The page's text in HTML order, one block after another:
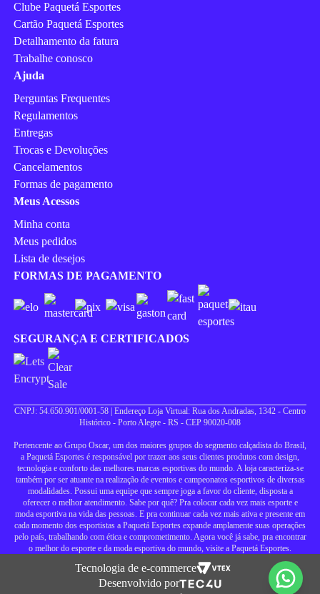
Clube Paquetá Esportes
Cartão Paquetá Esportes
Detalhamento da fatura
Trabalhe conosco
Ajuda
Perguntas Frequentes
Regulamentos
Entregas
Trocas e Devoluções
Cancelamentos
Formas de pagamento
Meus Acessos
Minha conta
Meus pedidos
Lista de desejos
FORMAS DE PAGAMENTO
SEGURANÇA E CERTIFICADOS
CNPJ: 54.650.901/0001-58 | Endereço Loja Virtual: Rua dos Andradas, 1342 - Centro
Histórico - Porto Alegre - RS - CEP 90020-008
Pertencente ao Grupo Oscar, um dos maiores grupos do segmento calçadista do Brasil,
a Paquetá Esportes é responsável por trazer aos seus clientes produtos com design,
tecnologia e conforto das melhores marcas esportivas do mundo. A loja caracteriza-se
também por ser atuante na realização de eventos e campeonatos esportivos de diversas
modalidades. Possui uma equipe que sempre joga a favor do cliente, disposta a
oferecer o melhor atendimento. Sabe por quê? Pra colocar cada vez mais esporte e
moda esportiva na vida das pessoas. E pra continuar cada vez mais ativa e presente em
cada momento dos esportistas a Paquetá Esportes expande amplamente suas operações
pelo país, trabalhando com ética e comprometimento. Agora você já sabe, pra encontrar
o melhor do esporte e da moda esportiva do mundo, visite a Paquetá Esportes.
Tecnologia de e-commerce
Desenvolvido por